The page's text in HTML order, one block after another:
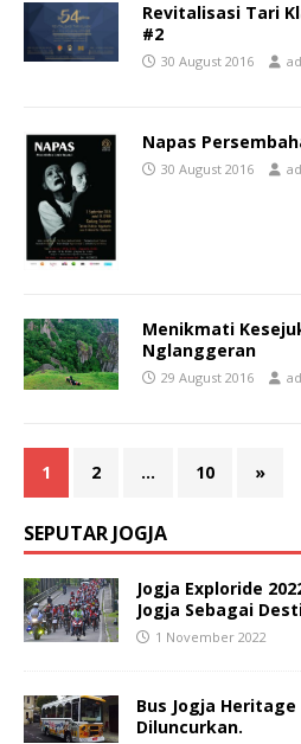
Revitalisasi Tari
#2
30 August 2016
Napas
30 August 2016
Menikmati
Nglanggeran
29 August 2016
1 2 … 10 »
SEPUTAR JOGJA
Jogja Exploride
Jogja Sebagai
1 November 2022
Bus Jogja
Diluncurkan.